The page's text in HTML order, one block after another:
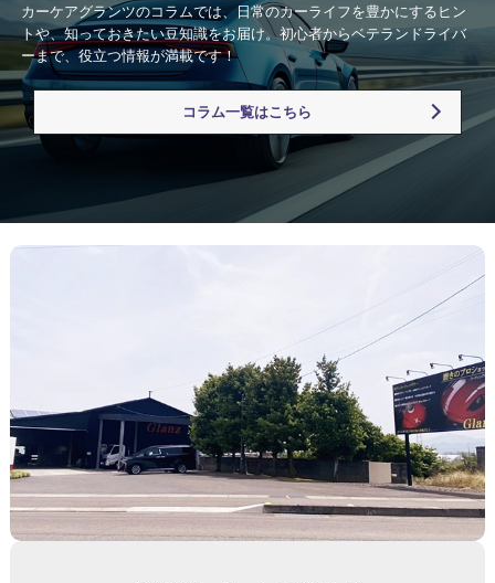
カーケアグランツのコラムでは、日常のカーライフを豊かにするヒン
トや、知っておきたい豆知識をお届け。初心者からベテランドライバ
ーまで、役立つ情報が満載です！
コラム一覧はこちら